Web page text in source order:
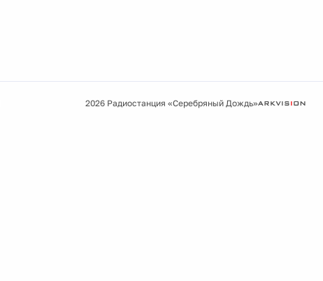
2026 Радиостанция «Серебряный Дождь»